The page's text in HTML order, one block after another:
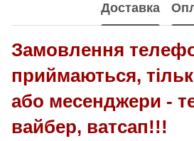
Доставка
Замовлення
приймаються,
або месенджери -
вайбер, ватсап!!!